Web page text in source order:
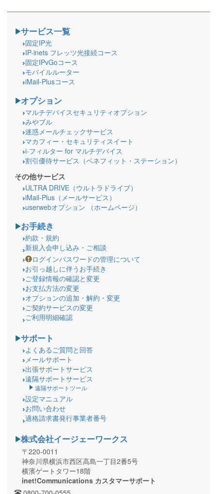
サービス一覧
固定IP光
IP-inets フレッツ光接続コース
固定IPvGoコース
モバイルルーター
iMail-Plusコース
オプション
マルチデバイスセキュリティオプション
みやブル
迷惑メールチェックサービス
マカフィー・セキュリティスイート
i-フィルター for マルチデバイス
割引優待サービス（ベネフィット・ステーション）
その他サービス
ULTRA DRIVE（ウルトラドライブ）
iMail-Plus（メールサービス）
userwebオプション （ホームページ）
お手続き
約款・規約
新規入会申し込み・ご相談
ログインパスワードの管理について
お引っ越しに伴うお手続き
ご登録情報の確認と変更
お支払方法の変更
オプションの追加・解約・変更
ご契約サービスの変更
ご利用明細確認
サポート
よくあるご質問と回答
メールサポート
出張サポートサービス
遠隔サポートサービス
遠隔サポートツール
設定マニュアル
お問い合わせ
適格請求書発行事業者番号
株式会社イージェーワークス
〒220-0011
神奈川県横浜市西区高島一丁目2番5号
横濱ゲートタワー18階
inet!Communications カスタマーサポート